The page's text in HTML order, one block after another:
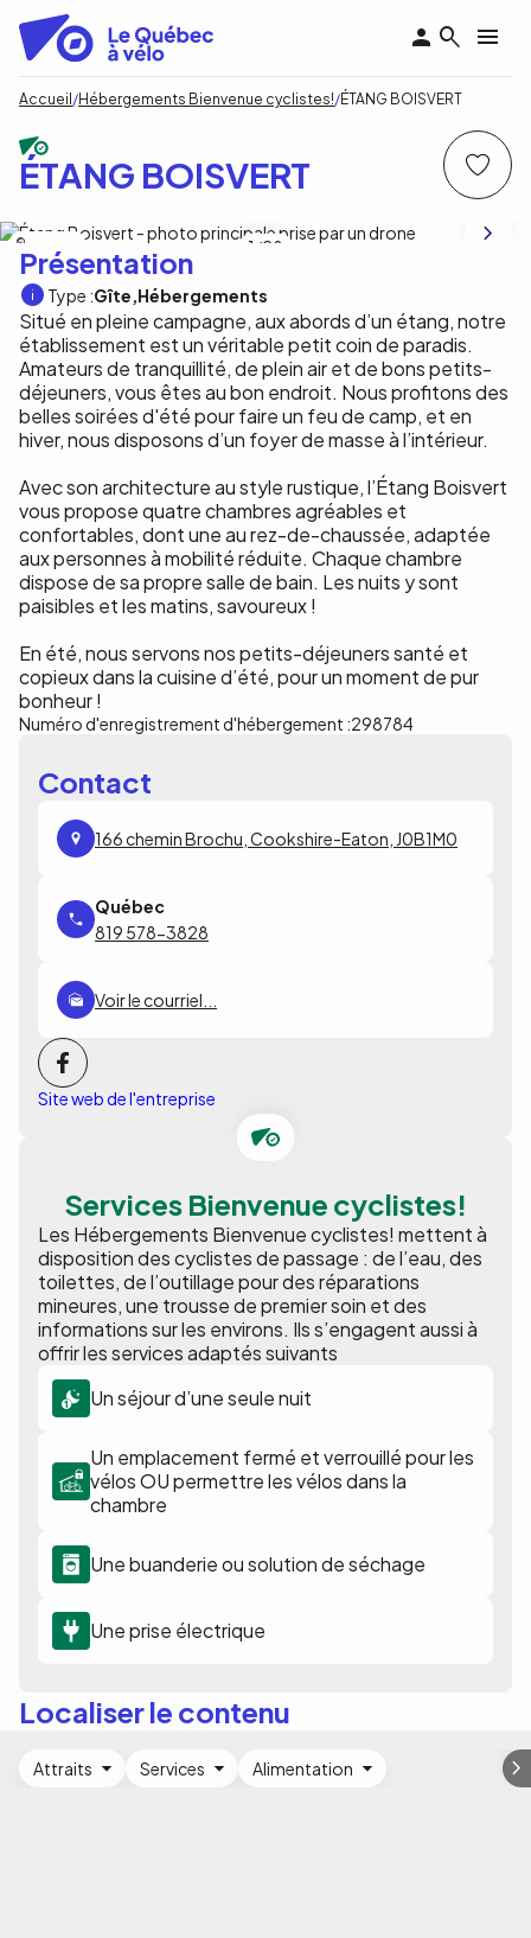
contenu
principal
Fil
d'Ariane
Accueil Hébergements Bienvenue cyclistes! ÉTANG BOISVERT
ÉTANG BOISVERT
1 /28
Présentation
Type :Gîte Hébergements
Situé en pleine campagne, aux abords d’un étang, notre
établissement est un véritable petit coin de paradis.
Amateurs de tranquillité, de plein air et de bons petits-
déjeuners, vous êtes au bon endroit. Nous profitons des
belles soirées d'été pour faire un feu de camp, et en
hiver, nous disposons d’un foyer de masse à l’intérieur.
Avec son architecture au style rustique, l’Étang Boisvert
vous propose quatre chambres agréables et
confortables, dont une au rez-de-chaussée, adaptée
aux personnes à mobilité réduite. Chaque chambre
dispose de sa propre salle de bain. Les nuits y sont
paisibles et les matins, savoureux !
En été, nous servons nos petits-déjeuners santé et
copieux dans la cuisine d’été, pour un moment de pur
bonheur !
Numéro d'enregistrement d'hébergement :298784
Contact
166 chemin Brochu, Cookshire-Eaton, J0B1M0
819 578-3828
Voir le courriel...
Site web de l'entreprise
Services Bienvenue cyclistes!
Les Hébergements Bienvenue cyclistes! mettent à
disposition des cyclistes de passage : de l’eau, des
toilettes, de l’outillage pour des réparations
mineures, une trousse de premier soin et des
informations sur les environs. Ils s’engagent aussi à
offrir les services adaptés suivants
Un séjour d’une seule nuit
Un emplacement fermé et verrouillé pour les
vélos OU permettre les vélos dans la
chambre
Une buanderie ou solution de séchage
Une prise électrique
Localiser le contenu
Attraits Services Alimentation